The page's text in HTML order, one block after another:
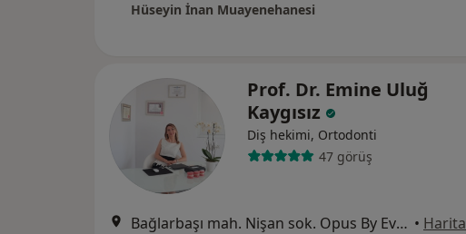
Hüseyin İnan Muayenehanesi
Prof. Dr. Emine Uluğ
Kaygısız
Diş hekimi, Ortodonti
47 görüş
Bağlarbaşı mah. Nişan sok. Opus By Evke 3/19 Osmangazi/ Bursa, Bursa • Harita